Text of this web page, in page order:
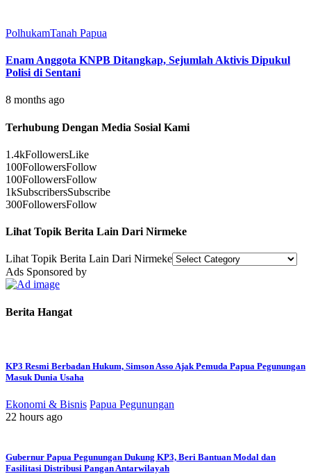
PolhukamTanah Papua
Enam Anggota KNPB Ditangkap, Sejumlah Aktivis Dipukul
Polisi di Sentani
8 months ago
Terhubung Dengan Media Sosial Kami
1.4kFollowersLike
100FollowersFollow
100FollowersFollow
1kSubscribersSubscribe
300FollowersFollow
Lihat Topik Berita Lain Dari Nirmeke
Lihat Topik Berita Lain Dari Nirmeke
Ads Sponsored by
Berita Hangat
KP3 Resmi Berbadan Hukum, Simson Asso Ajak Pemuda Papua Pegunungan
Masuk Dunia Usaha
Ekonomi & Bisnis Papua Pegunungan
22 hours ago
Gubernur Papua Pegunungan Dukung KP3, Beri Bantuan Modal dan
Fasilitasi Distribusi Pangan Antarwilayah